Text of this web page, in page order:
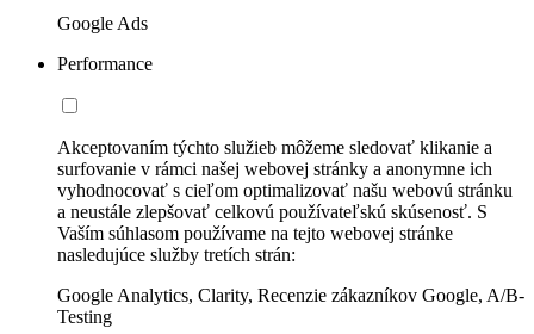
Google Ads
Performance
Akceptovaním týchto služieb môžeme sledovať klikanie a
surfovanie v rámci našej webovej stránky a anonymne ich
vyhodnocovať s cieľom optimalizovať našu webovú stránku
a neustále zlepšovať celkovú používateľskú skúsenosť. S
Vaším súhlasom používame na tejto webovej stránke
nasledujúce služby tretích strán:
Google Analytics, Clarity, Recenzie zákazníkov Google, A/B-
Testing